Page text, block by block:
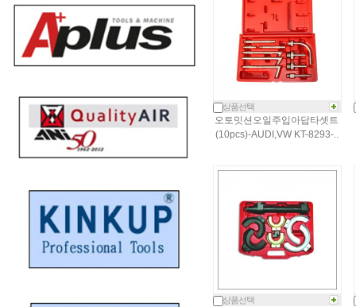
상품선택
오토밋션오일주입아답타셋트
(10pcs)-AUDI,VW KT-8293-..
상품선택